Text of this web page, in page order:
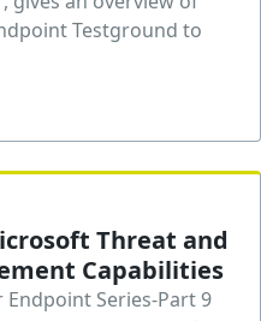
Testground to
Threat and
Capabilities
Series-Part 9